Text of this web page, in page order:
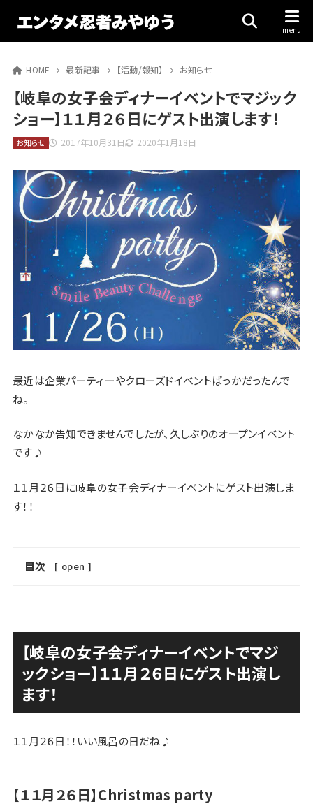
HOME 最新記事 【活動/報知】 お知らせ
【岐阜の女子会ディナーイベントでマジック
ショー】１１月２６日にゲスト出演します！
2017年10月31日 2020年1月18日
お知らせ
最近は企業パーティーやクローズドイベントばっかだったんで
ね。
なかなか告知できませんでしたが、久しぶりのオープンイベント
です♪
１１月２６日に岐阜の女子会ディナーイベントにゲスト出演しま
す！！
目次 [ open ]
【岐阜の女子会ディナーイベントでマジ
ックショー】１１月２６日にゲスト出演し
ます！
１１月２６日！！いい風呂の日だね♪
【１１月２６日】Christmas party